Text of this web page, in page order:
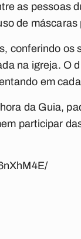
as pessoas
de
conferindo os
na igreja. O
em
da Guia,
participar